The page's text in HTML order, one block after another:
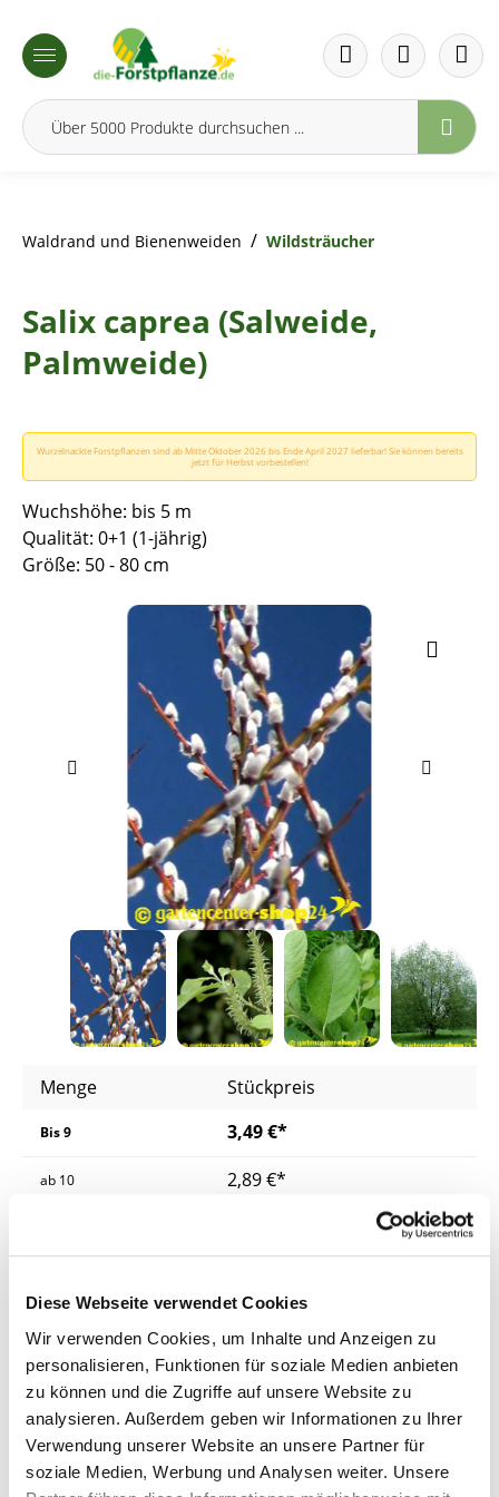
Diese Webseite verwendet Cookies
Wir verwenden Cookies, um Inhalte und Anzeigen zu
personalisieren, Funktionen für soziale Medien anbieten
zu können und die Zugriffe auf unsere Website zu
analysieren. Außerdem geben wir Informationen zu Ihrer
Verwendung unserer Website an unsere Partner für
soziale Medien, Werbung und Analysen weiter. Unsere
springen
Waldrand und Bienenweiden / Wildsträucher
Salix caprea (Salweide,
Palmweide)
Wurzelnackte Forstpflanzen sind ab Mitte Oktober 2026 bis Ende April 2027 lieferbar! Sie können bereits
jetzt für Herbst vorbestellen!
Wuchshöhe: bis 5 m
Qualität: 0+1 (1-jährig)
Größe: 50 - 80 cm
Menge Stückpreis
Bis9 3,49 €*
ab 10 2,89 €*
Preise inkl. MwSt. zzgl. Versandkosten
Lieferzeit: 4 - 8 Werktage
Produkt Anzahl: Gib den gewünschten
Vorbestellen